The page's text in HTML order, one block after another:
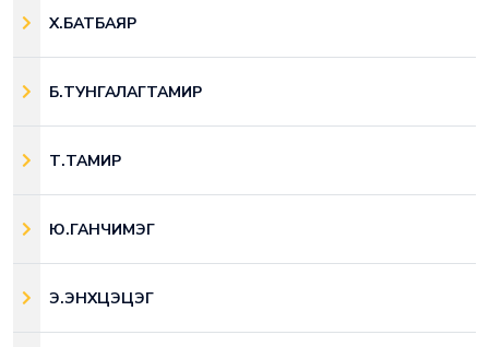
Х.БАТБАЯР
Б.ТУНГАЛАГТАМИР
Т.ТАМИР
Ю.ГАНЧИМЭГ
Э.ЭНХЦЭЦЭГ